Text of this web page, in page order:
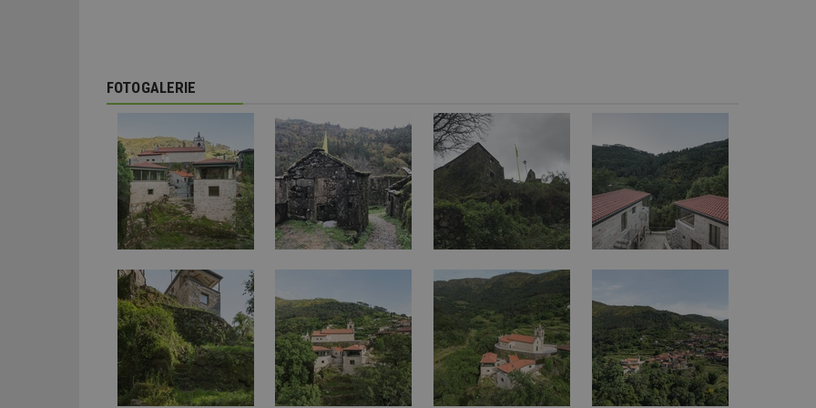
FOTOGALERIE
identifikátorem přidruženého účtu
id
Tento soubor cookie se používá k
uživatele
_hjFirstSeen
Hotjar Ltd
.estav.cz
29
minut
54
sekund
Soubor cookie je nastaven tak, aby
začátek cesty uživatele pro celkový
Neobsahuje žádné identifikovatelné
_hjAbsoluteSessionInProgress
Hotjar Ltd
29
minut
54
Soubor cookie je nastaven tak, aby
začátek cesty uživatele pro celkový
Neobsahuje žádné identifikovatelné
counter www.estav.cz
29
minut
53
sekund
Tento soubor cookie se používá k
uživatele
__gfp_64b
Google LLC
.estav.cz
1 rok
Jedná se o soubor cookie, který slouží
dalších souborů cookie návštěvníkem